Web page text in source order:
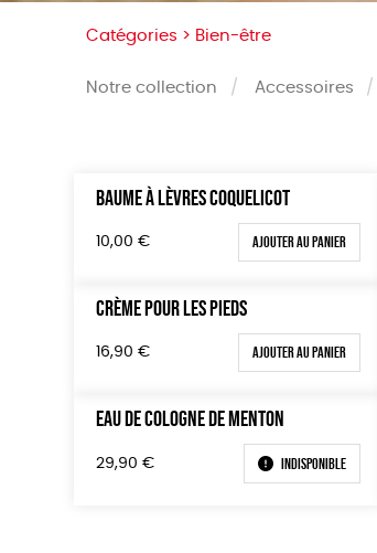
Catégories > Bien-être
Notre collection Accessoires
Trier par
Prix : du + cher au - cher
BAUME À LÈVRES COQUELICOT
10,00 € Ajouter au panier
CRÈME POUR LES PIEDS
16,90 € Ajouter au panier
EAU DE COLOGNE DE MENTON
29,90 € Indisponible